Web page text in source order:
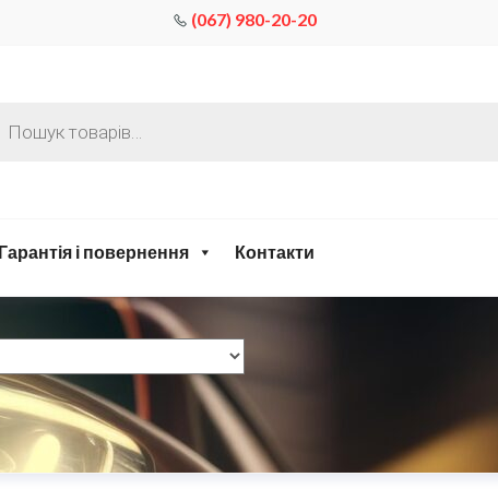
(067) 980-20-20
Гарантія і повернення Контакти